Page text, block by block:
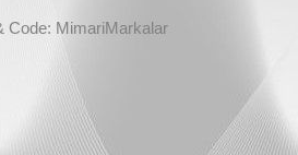
Code: MimariMarkalar